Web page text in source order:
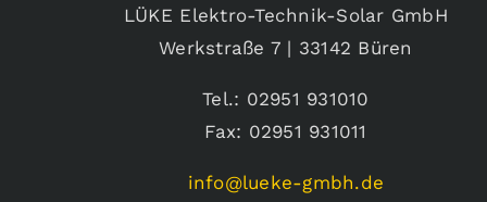
LÜKE Elektro-Technik-Solar GmbH
Werkstraße 7 | 33142 Büren
Tel.: 02951 931010
Fax: 02951 931011
info@lueke-gmbh.de